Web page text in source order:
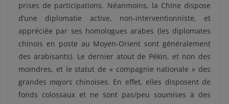
prises de participations. Néanmoins, la Chine dispose
d’une diplomatie active, non-interventionniste, et
appréciée par ses homologues arabes (les diplomates
chinois en poste au Moyen-Orient sont généralement
des arabisants). Le dernier atout de Pékin, et non des
moindres, et le statut de « compagnie nationale » des
grandesmajors chinoises. En effet, elles disposent de
fonds colossaux et ne sont pas/peu soumises à des